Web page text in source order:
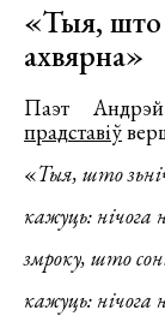
«Тыя, што
ахвярна»
Паэт
прадставіў
«Тыя, што
кажуць:
змроку, што
кажуць: нічога